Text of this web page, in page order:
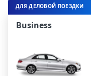
ДЛЯ ДЕЛОВОЙ ПОЕЗДКИ
Business